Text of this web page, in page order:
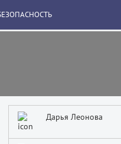
Дарья Леонова